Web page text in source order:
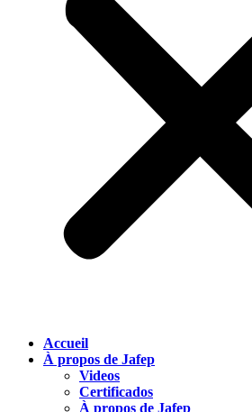
Accueil
À propos de Jafep
Videos
Certificados
À propos de Jafep